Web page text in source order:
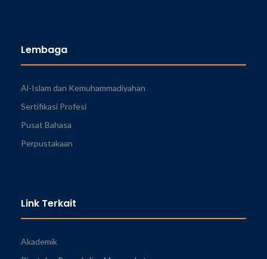
Lembaga
Al-Islam dan Kemuhammadiyahan
Sertifikasi Profesi
Pusat Bahasa
Perpustakaan
Link Terkait
Akademik